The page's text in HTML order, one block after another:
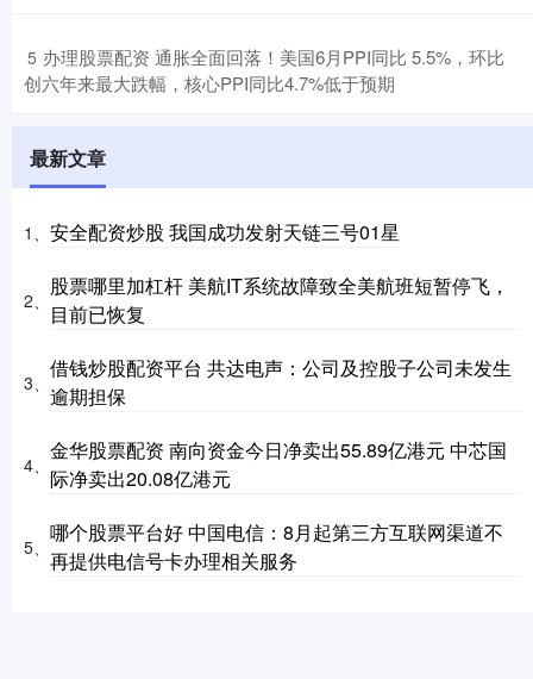
5 ​办理股票配资 通胀全面回落！美国6月PPI同比 5.5%，环比
创六年来最大跌幅，核心PPI同比4.7%低于预期
最新文章
1、 安全配资炒股 我国成功发射天链三号01星
2、
股票哪里加杠杆 美航IT系统故障致全美航班短暂停飞，
目前已恢复
3、
借钱炒股配资平台 共达电声：公司及控股子公司未发生
逾期担保
4、
金华股票配资 南向资金今日净卖出55.89亿港元 中芯国
际净卖出20.08亿港元
5、
哪个股票平台好 中国电信：8月起第三方互联网渠道不
再提供电信号卡办理相关服务